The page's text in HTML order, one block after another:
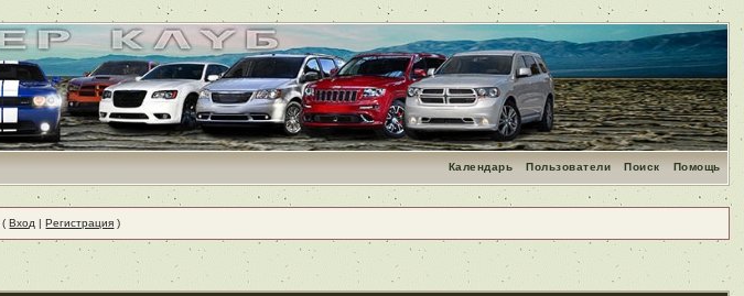
Помощь
Поиск
Пользователи
Календарь
(Вход |Регистрация )